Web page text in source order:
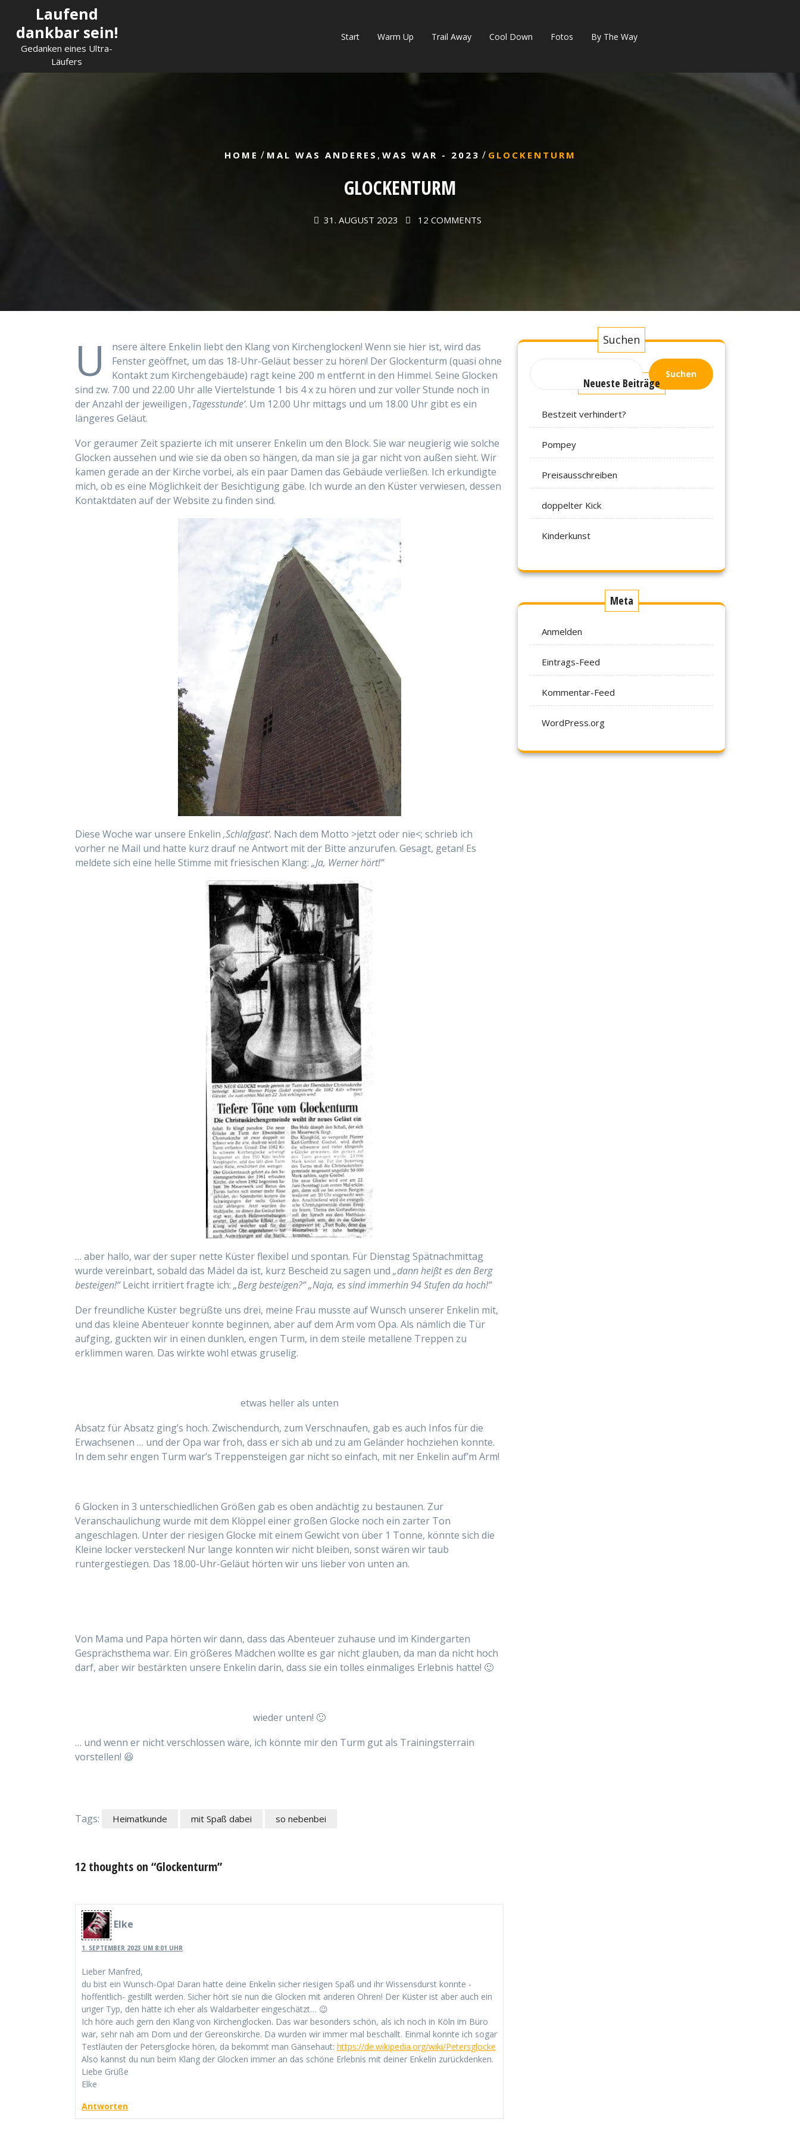
content
Laufend
dankbar sein!
Gedanken eines Ultra-
Läufers
Start Warm Up Trail Away Cool Down Fotos By The Way
HOME / MAL WAS ANDERES , WAS WAR - 2023 / GLOCKENTURM
GLOCKENTURM
31. AUGUST 2023 12 COMMENTS
U
nsere ältere Enkelin liebt den Klang von Kirchenglocken! Wenn sie hier ist, wird das
Fenster geöffnet, um das 18-Uhr-Geläut besser zu hören! Der Glockenturm (quasi ohne
Kontakt zum Kirchengebäude) ragt keine 200 m entfernt in den Himmel. Seine Glocken
sind zw. 7.00 und 22.00 Uhr alle Viertelstunde 1 bis 4 x zu hören und zur voller Stunde noch in
der Anzahl der jeweiligen ‚Tagesstunde‘. Um 12.00 Uhr mittags und um 18.00 Uhr gibt es ein
längeres Geläut.
Vor geraumer Zeit spazierte ich mit unserer Enkelin um den Block. Sie war neugierig wie solche
Glocken aussehen und wie sie da oben so hängen, da man sie ja gar nicht von außen sieht. Wir
kamen gerade an der Kirche vorbei, als ein paar Damen das Gebäude verließen. Ich erkundigte
mich, ob es eine Möglichkeit der Besichtigung gäbe. Ich wurde an den Küster verwiesen, dessen
Kontaktdaten auf der Website zu finden sind.
Diese Woche war unsere Enkelin ‚Schlafgast‘. Nach dem Motto >jetzt oder nie<; schrieb ich
vorher ne Mail und hatte kurz drauf ne Antwort mit der Bitte anzurufen. Gesagt, getan! Es
meldete sich eine helle Stimme mit friesischen Klang: „Ja, Werner hört!“
… aber hallo, war der super nette Küster flexibel und spontan. Für Dienstag Spätnachmittag
wurde vereinbart, sobald das Mädel da ist, kurz Bescheid zu sagen und „dann heißt es den Berg
besteigen!“Leicht irritiert fragte ich: „Berg besteigen?“„Naja, es sind immerhin 94 Stufen da hoch!“
Der freundliche Küster begrüßte uns drei, meine Frau musste auf Wunsch unserer Enkelin mit,
und das kleine Abenteuer konnte beginnen, aber auf dem Arm vom Opa. Als nämlich die Tür
aufging, guckten wir in einen dunklen, engen Turm, in dem steile metallene Treppen zu
erklimmen waren. Das wirkte wohl etwas gruselig.
etwas heller als unten
Absatz für Absatz ging’s hoch. Zwischendurch, zum Verschnaufen, gab es auch Infos für die
Erwachsenen … und der Opa war froh, dass er sich ab und zu am Geländer hochziehen konnte.
In dem sehr engen Turm war’s Treppensteigen gar nicht so einfach, mit ner Enkelin auf’m Arm!
6 Glocken in 3 unterschiedlichen Größen gab es oben andächtig zu bestaunen. Zur
Veranschaulichung wurde mit dem Klöppel einer großen Glocke noch ein zarter Ton
angeschlagen. Unter der riesigen Glocke mit einem Gewicht von über 1 Tonne, könnte sich die
Kleine locker verstecken! Nur lange konnten wir nicht bleiben, sonst wären wir taub
runtergestiegen. Das 18.00-Uhr-Geläut hörten wir uns lieber von unten an.
Von Mama und Papa hörten wir dann, dass das Abenteuer zuhause und im Kindergarten
Gesprächsthema war. Ein größeres Mädchen wollte es gar nicht glauben, da man da nicht hoch
darf, aber wir bestärkten unsere Enkelin darin, dass sie ein tolles einmaliges Erlebnis hatte! 🙂
wieder unten! 🙂
… und wenn er nicht verschlossen wäre, ich könnte mir den Turm gut als Trainingsterrain
vorstellen! 😆
Tags: Heimatkunde mit Spaß dabei so nebenbei
12 thoughts on “Glockenturm”
Elke
1. SEPTEMBER 2023 UM 8:01 UHR
Lieber Manfred,
du bist ein Wunsch-Opa! Daran hatte deine Enkelin sicher riesigen Spaß und ihr Wissensdurst konnte -
hoffentlich- gestillt werden. Sicher hört sie nun die Glocken mit anderen Ohren! Der Küster ist aber auch ein
uriger Typ, den hätte ich eher als Waldarbeiter eingeschätzt… 😉
Ich höre auch gern den Klang von Kirchenglocken. Das war besonders schön, als ich noch in Köln im Büro
war, sehr nah am Dom und der Gereonskirche. Da wurden wir immer mal beschallt. Einmal konnte ich sogar
Testläuten der Petersglocke hören, da bekommt man Gänsehaut: https://de.wikipedia.org/wiki/Petersglocke
Also kannst du nun beim Klang der Glocken immer an das schöne Erlebnis mit deiner Enkelin zurückdenken.
Liebe Grüße
Elke
Antworten
Suchen
Suchen
Neueste Beiträge
Bestzeit verhindert?
Pompey
Preisausschreiben
doppelter Kick
Kinderkunst
Meta
Anmelden
Eintrags-Feed
Kommentar-Feed
WordPress.org